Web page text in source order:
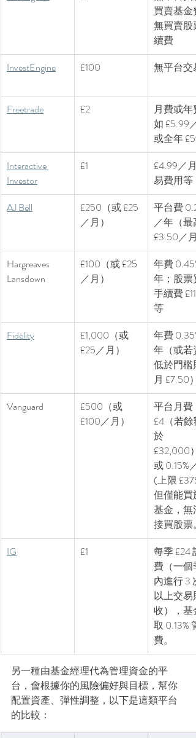
買賣基金
無買賣股
續費
InvestEngine
£100 無平台交
Freetrade £2
月費或年
如 £5.99
或全年
Interactive
Investor
£1
£4.99／月
易費用等
AJ Bell
£250（或 £25
／月）
平台費
／年（最
£3.50／月
Hargreaves
Lansdown
£100（或 £25
／月）
年費
年；股票
手續費
等
Fidelity
£1,000（或
£25／月）
年費
年（或若
低於門檻
月 £7.50）
Vanguard
£500（或
£100／月）
平台月費
£4（若餘
於
£32,000
或 0.15%
(上限
但僅能買
基金，無
接買股票。
IG
£1
每季 £24
費（一個
內進行 3
以上交易
收），基
取 0.13%
費。
另一種由基金經理代為管理資金的平
台，會根據你的風險偏好與目標，幫你
配置資產、彈性調整，以下是這類平台
的比較：